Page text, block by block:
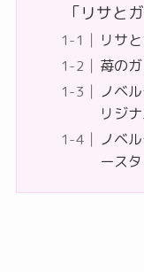
「リサと
リサ
苺の
ノベ
リジ
ノベ
ース